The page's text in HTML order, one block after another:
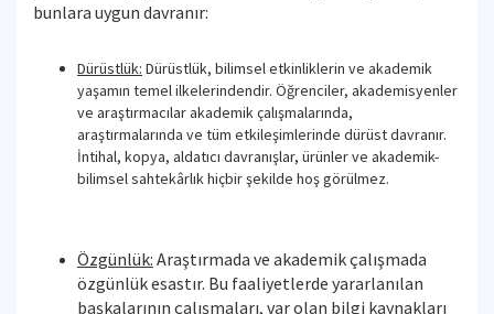
bunlara uygun davranır:
Dürüstlük: Dürüstlük, bilimsel etkinliklerin ve akademik
yaşamın temel ilkelerindendir. Öğrenciler, akademisyenler
ve araştırmacılar akademik çalışmalarında,
araştırmalarında ve tüm etkileşimlerinde dürüst davranır.
İntihal, kopya, aldatıcı davranışlar, ürünler ve akademik-
bilimsel sahtekârlık hiçbir şekilde hoş görülmez.
Özgünlük: Araştırmada ve akademik çalışmada
özgünlük esastır. Bu faaliyetlerde yararlanılan
başkalarının çalışmaları, var olan bilgi kaynakları